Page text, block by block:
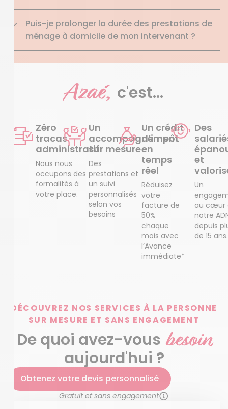
Puis-je prolonger la durée des prestations de
ménage à domicile de mon intervenant ?
Azaé, c'est...
Zéro
tracas
administratif
Nous nous
occupons des
formalités à
votre place.
Un
accompagnement
sur mesure
Des
prestations et
un suivi
personnalisés
selon vos
besoins
Un crédit
d’impôt
en
temps
réel
Réduisez
votre
facture de
50%
chaque
mois avec
l’Avance
immédiate*
Des
et
Un
au cœur
notre
depuis
de 15 ans.
DÉCOUVREZ NOS SERVICES À LA PERSONNE
SUR MESURE ET SANS ENGAGEMENT
De quoi avez-vous besoin
aujourd'hui ?
Obtenez votre devis personnalisé
Gratuit et sans engagement